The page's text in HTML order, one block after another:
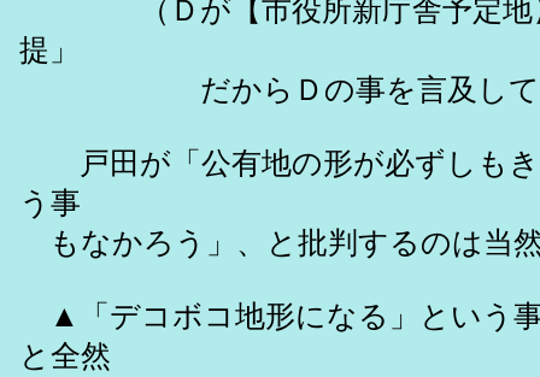
（Ｄが【市役所新庁舎予定地】
提」
だからＤの事を言及してい
戸田が「公有地の形が必ずしもき
う事
もなかろう」、と批判するのは当
▲「デコボコ地形になる」という
と全然